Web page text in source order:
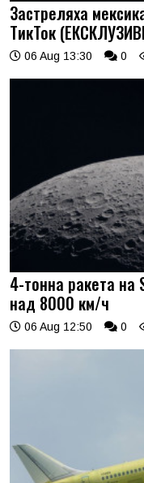
Застреляха
ТикТок
06 Aug 13:30 0
4-тонна ракета на
над 8000 км/ч
06 Aug 12:50 0